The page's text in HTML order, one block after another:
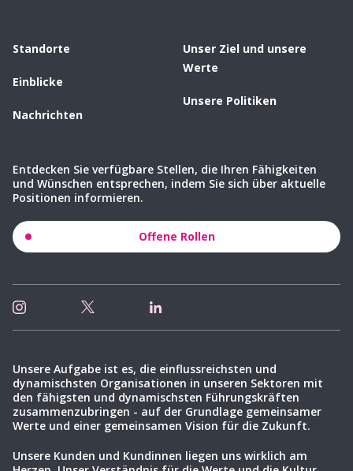
Standorte
Einblicke
Nachrichten
Unser Ziel und unsere
Werte
Unsere Politiken
Entdecken Sie verfügbare Stellen, die Ihren Fähigkeiten
und Wünschen entsprechen, indem Sie sich über aktuelle
Positionen informieren.
Offene Rollen
Unsere Aufgabe ist es, die einflussreichsten und
dynamischsten Organisationen in unseren Sektoren mit
den fähigsten und dynamischsten Führungskräften
zusammenzubringen - auf der Grundlage gemeinsamer
Werte und einer gemeinsamen Vision für die Zukunft.
Unsere Kunden und Kundinnen liegen uns wirklich am